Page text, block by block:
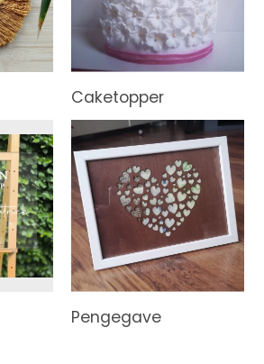
Caketopper
Pengegave